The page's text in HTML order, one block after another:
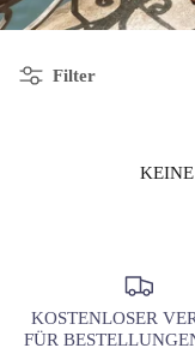
Filter
KOSTENLOSER
FÜR